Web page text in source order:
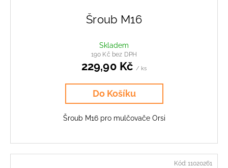
Šroub M16
Skladem
190 Kč bez DPH
229,90 Kč / ks
Do Košíku
Šroub M16 pro mulčovače Orsi
Kód: 11020261